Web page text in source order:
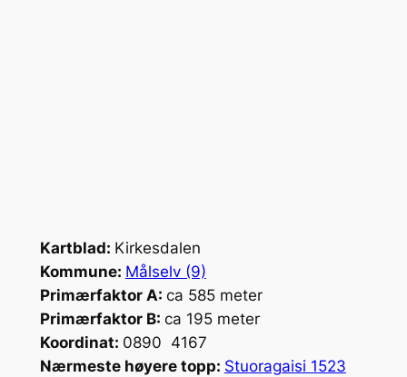
Kartblad: Kirkesdalen
Kommune: Målselv (9)
Primærfaktor A: ca 585 meter
Primærfaktor B: ca 195 meter
Koordinat: 0890 4167
Nærmeste høyere topp: Stuoragaisi 1523